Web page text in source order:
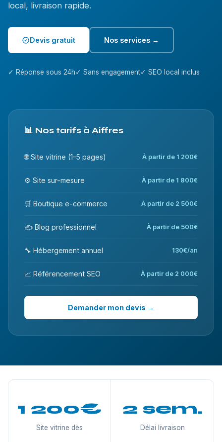
local, livraison rapide.
Devis gratuit Nos services →
✓ Réponse sous 24h✓ Sans engagement✓ SEO local inclus
📊 Nos tarifs à Aiffres
🌐 Site vitrine (1-5 pages) À partir de 1 200€
⚙️ Site sur-mesure À partir de 1 800€
🛒 Boutique e-commerce À partir de 2 500€
✍️ Blog professionnel À partir de 500€
🔧 Hébergement annuel 130€/an
📈 Référencement SEO À partir de 2 000€
Demander mon devis →
1 200€
Site vitrine dès
2 sem.
Délai livraison